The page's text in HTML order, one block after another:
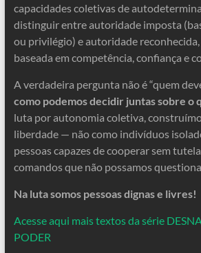
capacidades coletivas de
distinguir entre autoridade imposta
ou privilégio) e autoridade
baseada em competência, confiança e
A verdadeira pergunta não é “quem
como podemos decidir juntas sobre o
luta por autonomia coletiva,
liberdade — não como indivíduos
pessoas capazes de cooperar sem
comandos que não possamos
Na luta somos pessoas dignas e livres!
Acesse aqui mais textos da série
PODER